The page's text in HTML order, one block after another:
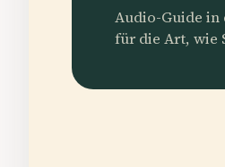
Audio-Guide in
für die Art, wie